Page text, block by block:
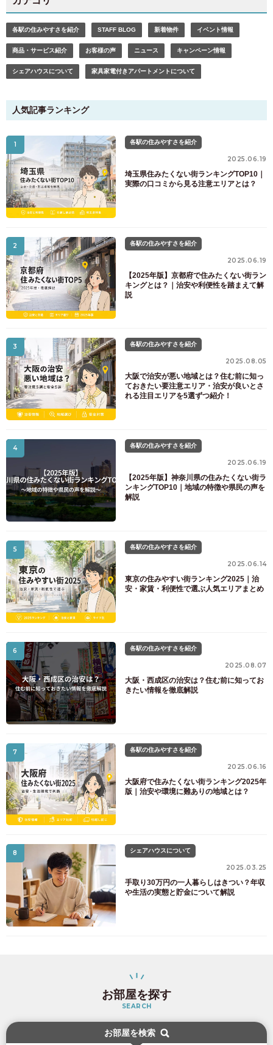
各駅の住みやすさを紹介 STAFF BLOG 新着物件 イベント情報
商品・サービス紹介 お客様の声 ニュース キャンペーン情報
シェアハウスについて 家具家電付きアパートメントについて
人気記事ランキング
1 各駅の住みやすさを紹介
2025.06.19
埼玉県住みたくない街ランキングTOP10｜
実際の口コミから見る注意エリアとは？
2 各駅の住みやすさを紹介
2025.06.19
【2025年版】京都府で住みたくない街ラン
キングとは？｜治安や利便性を踏まえて解
説
3 各駅の住みやすさを紹介
2025.08.05
大阪で治安が悪い地域とは？住む前に知っ
ておきたい要注意エリア・治安が良いとさ
れる注目エリアを5選ずつ紹介！
4 各駅の住みやすさを紹介
2025.06.19
【2025年版】神奈川県の住みたくない街ラ
ンキングTOP10｜地域の特徴や県民の声を
解説
5 各駅の住みやすさを紹介
2025.06.14
東京の住みやすい街ランキング2025｜治
安・家賃・利便性で選ぶ人気エリアまとめ
6 各駅の住みやすさを紹介
2025.08.07
大阪・西成区の治安は？住む前に知ってお
きたい情報を徹底解説
7 各駅の住みやすさを紹介
2025.06.16
大阪府で住みたくない街ランキング2025年
版｜治安や環境に難ありの地域とは？
8 シェアハウスについて
2025.03.25
手取り30万円の一人暮らしはきつい？年収
や生活の実態と貯金について解説
お部屋を探す
SEARCH
お部屋を検索
お部屋探しのお客様専用
03-6712-4346
入居予定者様・入居者様専用
03-6712-4344